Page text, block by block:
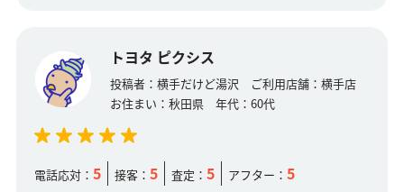
トヨタ ピクシス
投稿者： 横手だけど湯沢 ご利用店舗： 横手店
お住まい： 秋田県 年代： 60代
電話応対： 5 接客： 5 査定： 5 アフター： 5